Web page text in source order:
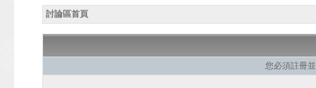
討論區首頁
您必須註冊